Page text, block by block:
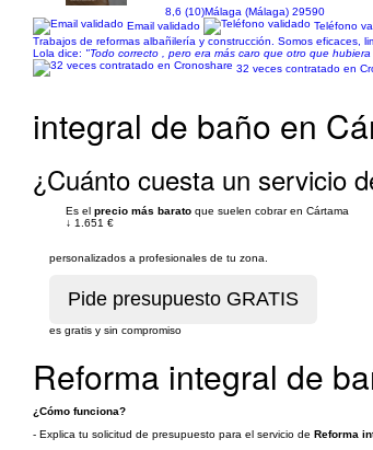
8,6 (10)Málaga (Málaga) 29590
Email validado
Teléfono
Trabajos de reformas albañilería y construcción. Somos eficaces,
Lola dice: "Todo correcto , pero era más caro que otro que
32 veces contratado en
integral de baño en
¿Cuánto cuesta un servicio
Es el precio más barato que suelen cobrar en Cártama
↓ 1.651 €
personalizados a profesionales de tu zona.
es gratis y sin compromiso
Reforma integral de
¿Cómo funciona?
- Explica tu solicitud de presupuesto para el servicio de Reforma